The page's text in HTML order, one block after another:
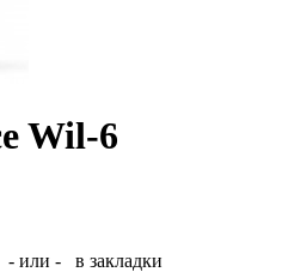
Wil-6
- или -
в закладки